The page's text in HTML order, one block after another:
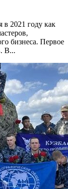
в 2021 году как
бизнеса. Первое
В...